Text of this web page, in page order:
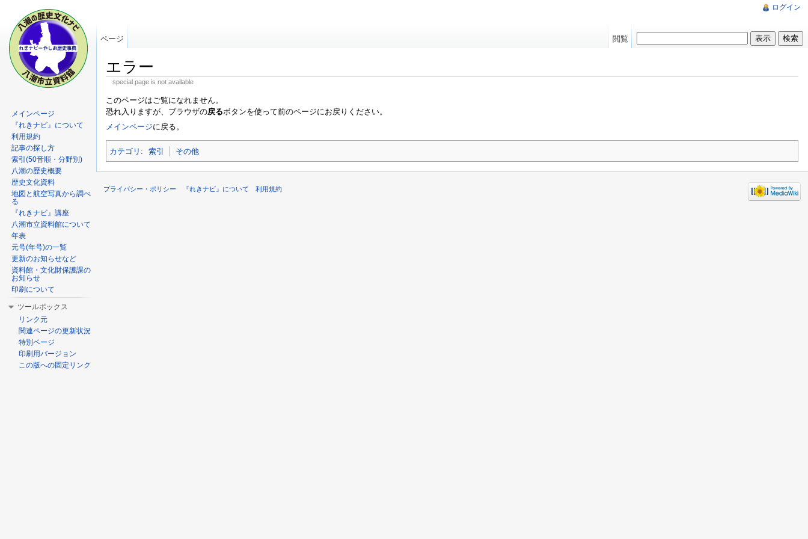
エラー
special page is not available
このページはご覧になれません。
恐れ入りますが、ブラウザの戻るボタンを使って前のページにお戻りください。
メインページに戻る。
カテゴリ : 索引 その他
ログイン
ページ 閲覧
メインページ
『れきナビ』について
利用規約
記事の探し方
索引(50音順・分野別)
八潮の歴史概要
歴史文化資料
地図と航空写真から調べ
る
『れきナビ』講座
八潮市立資料館について
年表
元号(年号)の一覧
更新のお知らせなど
資料館・文化財保護課の
お知らせ
印刷について
ツールボックス
リンク元
関連ページの更新状況
特別ページ
印刷用バージョン
この版への固定リンク
プライバシー・ポリシー 『れきナビ』について 利用規約